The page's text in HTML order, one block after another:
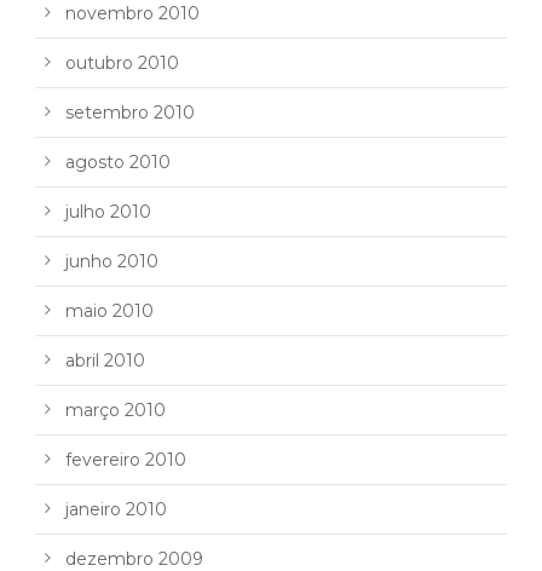
novembro 2010
outubro 2010
setembro 2010
agosto 2010
julho 2010
junho 2010
maio 2010
abril 2010
março 2010
fevereiro 2010
janeiro 2010
dezembro 2009